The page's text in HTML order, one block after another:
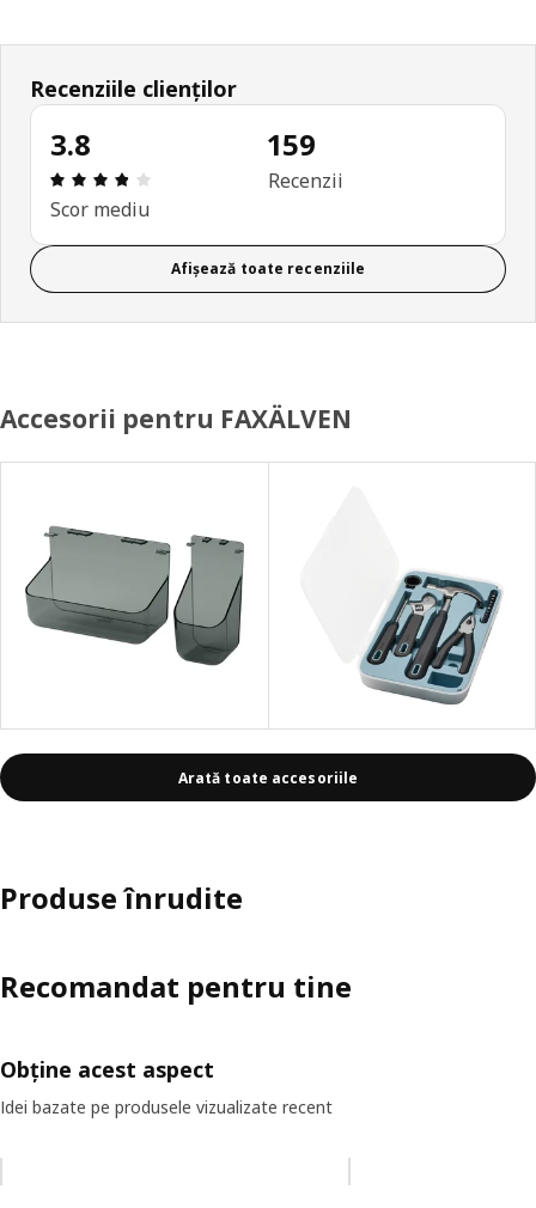
Recenziile clienților
3.8
Prezentare generală: 3.8 din 5 stele Total
Scor mediu
159
Recenzii
Afișează toate recenziile
Accesorii pentru FAXÄLVEN
Arată toate accesoriile
Produse înrudite
Recomandat pentru tine
Obține acest aspect
Idei bazate pe produsele vizualizate recent